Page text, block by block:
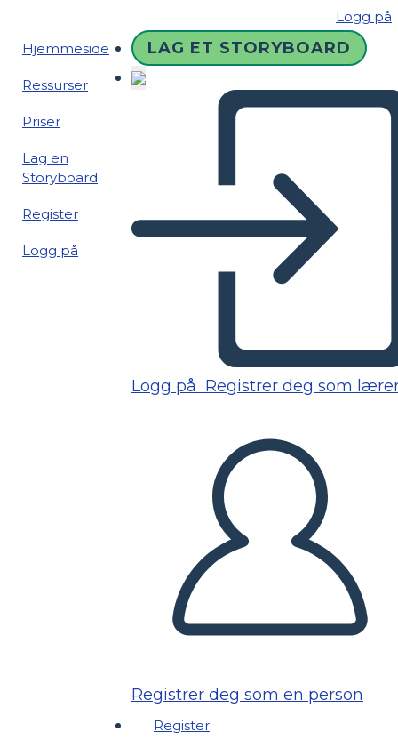
Logg på
Hjemmeside
Ressurser
Priser
Lag en
Storyboard
Register
Logg på
LAG ET STORYBOARD
Logg på Registrer deg som
Registrer deg som en person
Register